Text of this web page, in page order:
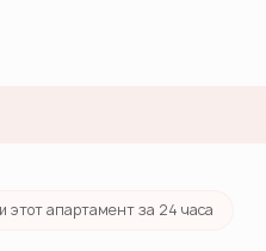
этот апартамент за 24 часа